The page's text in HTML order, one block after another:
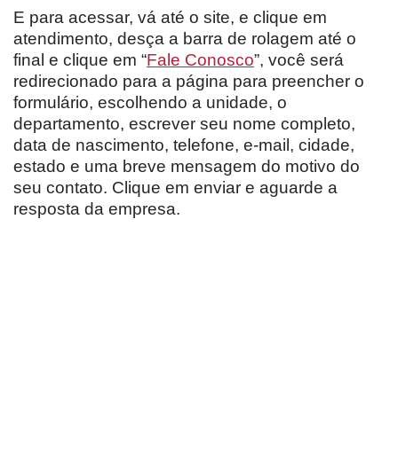
E para acessar, vá até o site, e clique em
atendimento, desça a barra de rolagem até o
final e clique em “Fale Conosco”, você será
redirecionado para a página para preencher o
formulário, escolhendo a unidade, o
departamento, escrever seu nome completo,
data de nascimento, telefone, e-mail, cidade,
estado e uma breve mensagem do motivo do
seu contato. Clique em enviar e aguarde a
resposta da empresa.